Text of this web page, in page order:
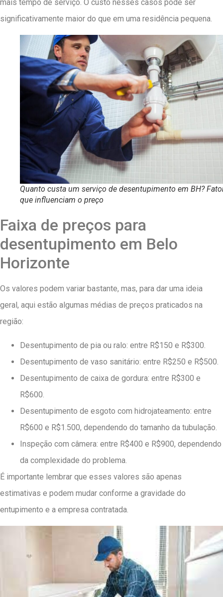
mais tempo de serviço. O custo nesses casos pode ser
significativamente maior do que em uma residência pequena.
Quanto custa um serviço de desentupimento em BH?
que influenciam o preço
Faixa de preços para
desentupimento em Belo
Horizonte
Os valores podem variar bastante, mas, para dar uma ideia
geral, aqui estão algumas médias de preços praticados na
região:
Desentupimento de pia ou ralo: entre R$150 e R$300.
Desentupimento de vaso sanitário: entre R$250 e R$500.
Desentupimento de caixa de gordura: entre R$300 e
R$600.
Desentupimento de esgoto com hidrojateamento: entre
R$600 e R$1.500, dependendo do tamanho da tubulação.
Inspeção com câmera: entre R$400 e R$900, dependendo
da complexidade do problema.
É importante lembrar que esses valores são apenas
estimativas e podem mudar conforme a gravidade do
entupimento e a empresa contratada.